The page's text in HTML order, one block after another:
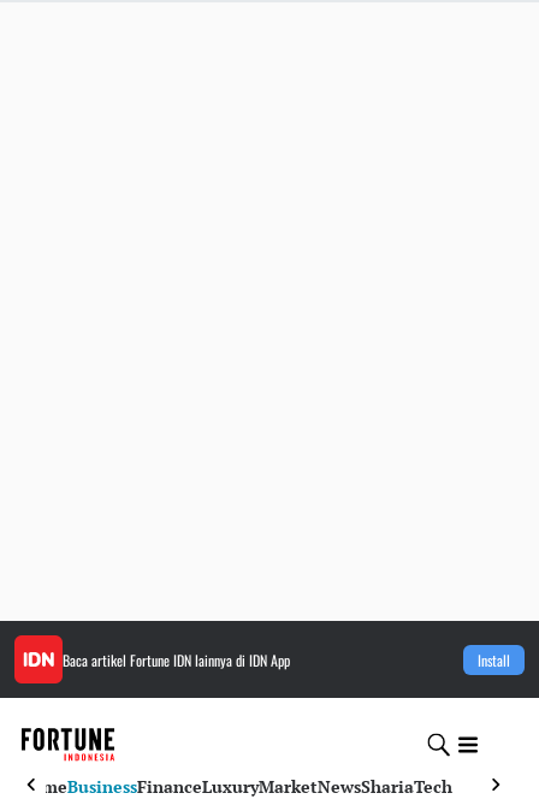
Baca artikel Fortune IDNlainnya di IDN App Install
HomeBusinessFinanceLuxuryMarketNewsShariaTech